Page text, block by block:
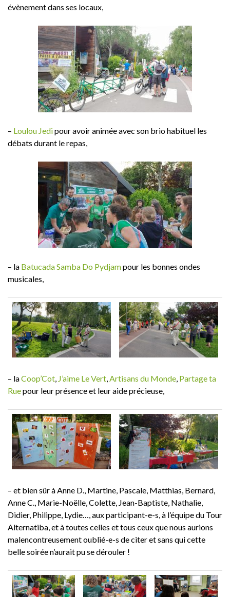
évènement dans ses locaux,
– Loulou Jedi​ pour avoir animée avec son brio habituel les
débats durant le repas,
– la Batucada Samba Do Pydjam​ pour les bonnes ondes
musicales,
– laCoop’Cot J’aime Le Vert Artisans du Monde Partage ta
Ruepour leur présence et leur aide précieuse,
– et bien sûr à Anne D., Martine, Pascale, Matthias, Bernard,
Anne C., Marie-Noëlle, Colette, Jean-Baptiste, Nathalie,
Didier, Philippe, Lydie…, aux participant-e-s, à l’équipe du Tour
Alternatiba, et à toutes celles et tous ceux que nous aurions
malencontreusement oublié-e-s de citer et sans qui cette
belle soirée n’aurait pu se dérouler !